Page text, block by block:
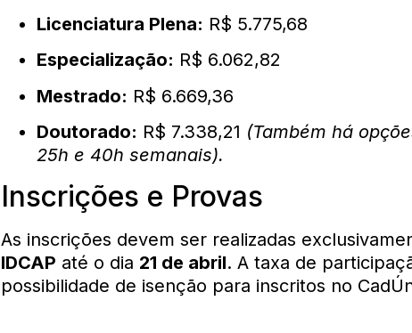
Licenciatura Plena: R$ 5.775,68
Especialização: R$ 6.062,82
Mestrado: R$ 6.669,36
Doutorado: R$ 7.338,21 (Também há
25h e 40h semanais).
Inscrições e Provas
As inscrições devem ser realizadas
IDCAP até o dia 21 de abril. A taxa de
possibilidade de isenção para inscritos no